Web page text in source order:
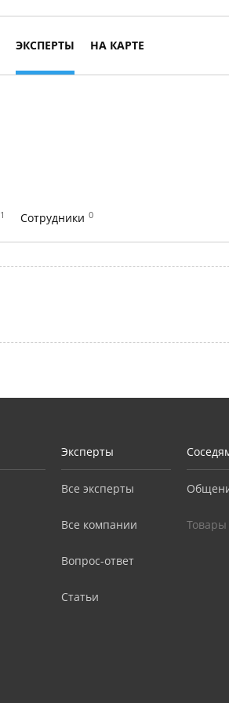
ЭКСПЕРТЫ НА КАРТЕ
1 Сотрудники 0
Эксперты
Все эксперты
Все компании
Вопрос-ответ
Статьи
Товары